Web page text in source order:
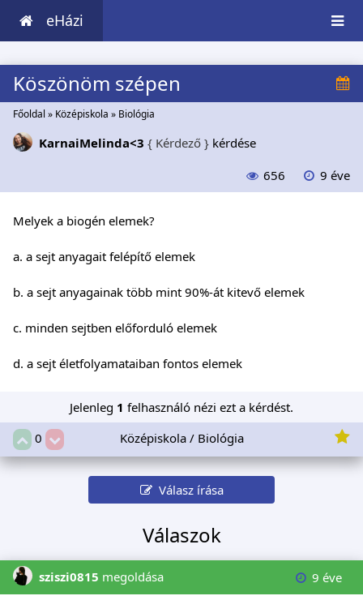
eHázi
Köszönöm szépen
Főoldal » Középiskola » Biológia
KarnaiMelinda<3 { Kérdező } kérdése
656
9 éve
Melyek a biogén elemek?
a. a sejt anyagait felépítő elemek
b. a sejt anyagainak több mint 90%-át kitevő elemek
c. minden sejtben előforduló elemek
d. a sejt életfolyamataiban fontos elemek
Jelenleg 1 felhasználó nézi ezt a kérdést.
0
Középiskola / Biológia
Válasz írása
Válaszok
sziszi0815 megoldása 9 éve